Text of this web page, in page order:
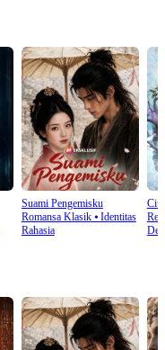
Suami Pengemisku
Romansa Klasik⦁ Identitas
Rahasia